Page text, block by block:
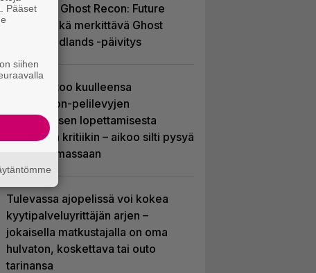
ilmaiseksi Ghost Recon: Future
Soldier sekä merkittävä Ghost
Recon Wildlands -päivitys
Sony kertoo kuulleensa
PlayStation-pelilevyjen
valmistuksen lopettamisesta
nousseen kritiikin – aikoo silti pysyä
suunnitelmassaan
Tulevassa ajopelissä voi kokea
kyytipalveluyrittäjän arjen –
jokaisella matkustajalla on oma
hulvaton, koskettava tai outo
tarinansa
Pääset
siihen